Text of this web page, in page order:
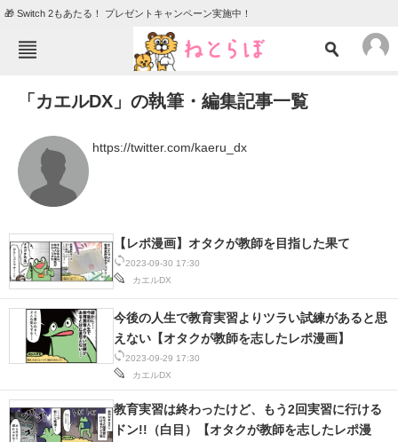
🎁 Switch 2もあたる！ プレゼントキャンペーン実施中！
TOP ニュース
エンタメ
グルメ
住まい
動物 リサーチ
会員記事
メディア
注目記事を集めた総合ページ
ITの今と未来を見通す
スマホと通信の最新トレンド
「カエルDX」の執筆・編集記事一覧
https://twitter.com/kaeru_dx
2023-09-30 17:30
カエルDX
【レポ漫画】オタクが教師を目指した果て
2023-09-29 17:30
カエルDX
今後の人生で教育実習よりツラい試練があると思
えない【オタクが教師を志したレポ漫画】
教育実習は終わったけど、もう2回実習に行ける
ドン!!（白目）【オタクが教師を志したレポ漫